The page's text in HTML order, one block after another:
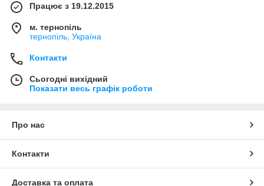
Працює з 19.12.2015
м. тернопіль
тернопіль, Україна
Контакти
Сьогодні вихідний
Показати весь графік роботи
Про нас
Контакти
Доставка та оплата